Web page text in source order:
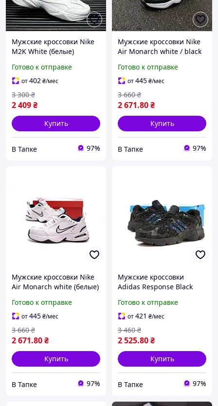
Мужские кроссовки Nike
M2K White (белые)
кожа/текстиль весна-
осень Y14209
Готово к отправке
от402₴/мес
2 409₴
3 300 ₴
Купить
В Тапке 97%
Мужские кроссовки Nike
Air Monarch white / black
объемные весна-осень
Y11808М
Готово к отправке
от445₴/мес
2 671.80₴
3 660 ₴
Купить
В Тапке 97%
Мужские кроссовки Nike
Air Monarch white (белые)
весна-осень Y11888М
Готово к отправке
от445₴/мес
2 671.80₴
3 660 ₴
Купить
В Тапке 97%
Мужские кроссовки
Adidas Response Black
(черные) красивые
стильные весна-лето
Y14578
Готово к отправке
от421 ₴/мес
2 525.80₴
3 460 ₴
Купить
В Тапке 97%